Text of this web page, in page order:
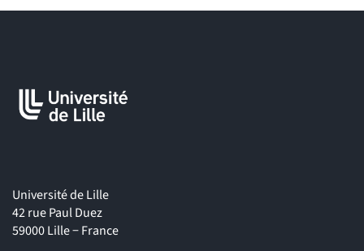
Université de Lille
42 rue Paul Duez
59000 Lille − France